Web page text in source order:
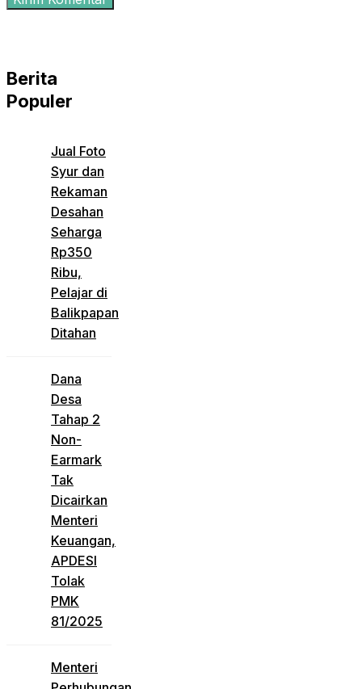
Berita
Populer
Jual Foto
Syur dan
Rekaman
Desahan
Seharga
Rp350
Ribu,
Pelajar di
Balikpapan
Ditahan
Dana
Desa
Tahap 2
Non-
Earmark
Tak
Dicairkan
Menteri
Keuangan,
APDESI
Tolak
PMK
81/2025
Menteri